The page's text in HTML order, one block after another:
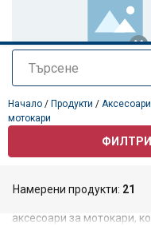
Търсене
е добавен към вашето
Начало / Продукти /
мотокари
ФИЛТРИ
Certex предлага
аксесоари за мотокари,
Намерени продукти: 21